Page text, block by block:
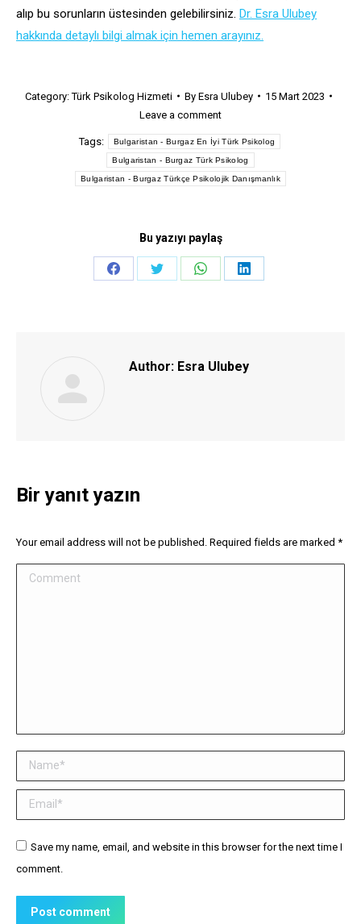
alıp bu sorunların üstesinden gelebilirsiniz. Dr. Esra Ulubey
hakkında detaylı bilgi almak için hemen arayınız.
Category:Türk Psikolog Hizmeti By Esra Ulubey
15 Mart 2023
Leave a comment
Tags: Bulgaristan - Burgaz En İyi Türk Psikolog
Bulgaristan - Burgaz Türk Psikolog
Bulgaristan - Burgaz Türkçe Psikolojik Danışmanlık
Bu yazıyı paylaş
Share
Share
Share
Share
Author: Esra Ulubey
Bir yanıt yazın
Your email address will not be published. Required fields are marked *
Comment
Name *
Email *
Website
Save my name, email, and website in this browser for the next time I
comment.
Post comment